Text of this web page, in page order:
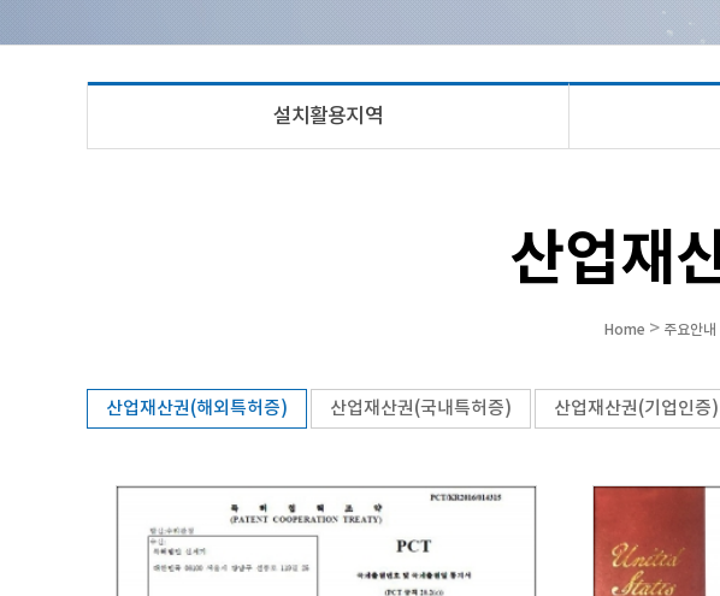
설치활용지역
산업재
Home > 주요안내
산업재산권(해외특허증) 산업재산권(국내특허증) 산업재산권(기업인증)